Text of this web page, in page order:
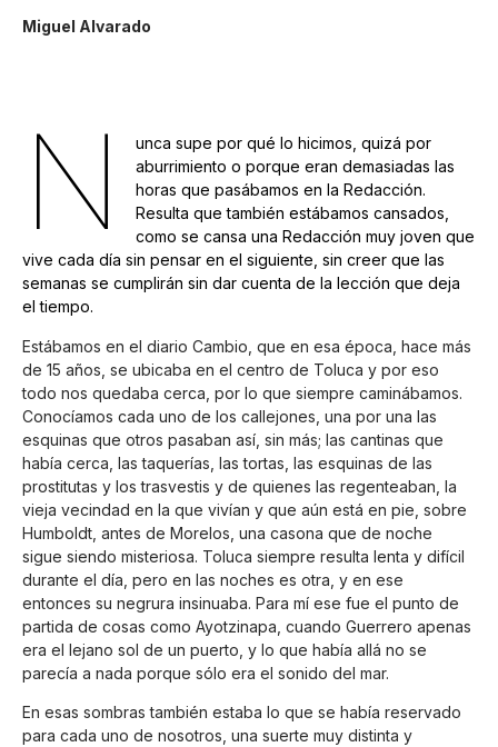
Miguel Alvarado
N
unca supe por qué lo hicimos, quizá por
aburrimiento o porque eran demasiadas las
horas que pasábamos en la Redacción.
Resulta que también estábamos cansados,
como se cansa una Redacción muy joven que
vive cada día sin pensar en el siguiente, sin creer que las
semanas se cumplirán sin dar cuenta de la lección que deja
el tiempo.
Estábamos en el diario Cambio, que en esa época, hace más
de 15 años, se ubicaba en el centro de Toluca y por eso
todo nos quedaba cerca, por lo que siempre caminábamos.
Conocíamos cada uno de los callejones, una por una las
esquinas que otros pasaban así, sin más; las cantinas que
había cerca, las taquerías, las tortas, las esquinas de las
prostitutas y los trasvestis y de quienes las regenteaban, la
vieja vecindad en la que vivían y que aún está en pie, sobre
Humboldt, antes de Morelos, una casona que de noche
sigue siendo misteriosa. Toluca siempre resulta lenta y difícil
durante el día, pero en las noches es otra, y en ese
entonces su negrura insinuaba. Para mí ese fue el punto de
partida de cosas como Ayotzinapa, cuando Guerrero apenas
era el lejano sol de un puerto, y lo que había allá no se
parecía a nada porque sólo era el sonido del mar.
En esas sombras también estaba lo que se había reservado
para cada uno de nosotros, una suerte muy distinta y